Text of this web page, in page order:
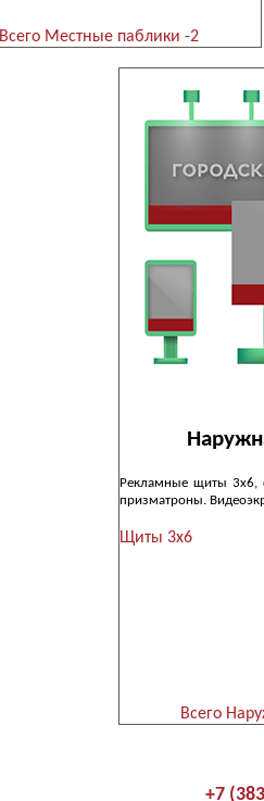
Всего Местные паблики -2
Рекламные щиты 3х6,
призматроны.
Щиты 3х6
Всего
+7